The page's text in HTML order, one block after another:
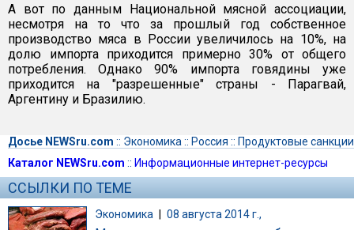
А вот по данным Национальной мясной ассоциации,
несмотря на то что за прошлый год собственное
производство мяса в России увеличилось на 10%, на
долю импорта приходится примерно 30% от общего
потребления. Однако 90% импорта говядины уже
приходится на "разрешенные" страны - Парагвай,
Аргентину и Бразилию.
Досье NEWSru.com :: Экономика :: Россия :: Продуктовые санкции
Каталог NEWSru.com :: Информационные интернет-ресурсы
ССЫЛКИ ПО ТЕМЕ
Экономика | 08 августа 2014 г.,